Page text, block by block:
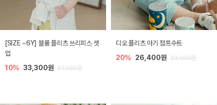
[SIZE ~6Y] 블룸 플리츠 쓰리피스 셋
업
10% 33,300원 37,000원
디오 플리츠 아기 점프수트
20% 26,400원 33,000원